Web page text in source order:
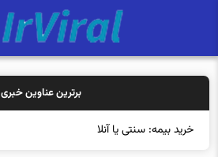
برترین عناوین خبری
خرید بیمه: سنتی یا آنلاین؟ کدامی